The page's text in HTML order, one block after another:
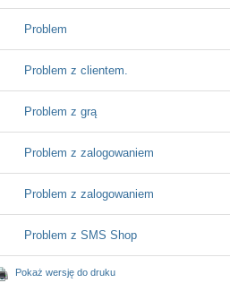
Problem
Problem z clientem.
Problem z grą
Problem z zalogowaniem
Problem z zalogowaniem
Problem z SMS Shop
Pokaż wersję do druku